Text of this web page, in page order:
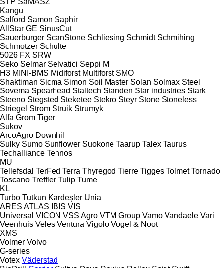
Kangu
Salford Samon Saphir
AllStar GE SinusCut
Sauerburger ScanStone Schliesing Schmidt Schmihing
Schmotzer Schulte
5026 FX SRW
Seko Selmar Selvatici Seppi M
H3 MINI-BMS Midiforst Multiforst SMO
Shaktiman Sicma Simon Soil Master Solan Solmax Steel
Sovema Spearhead Staltech Standen Star industries Stark
Steeno Stegsted Steketee Stekro Steyr Stone Stoneless
Striegel Strom Struik Strumyk
Alfa Grom Tiger
Sukov
ArcoAgro Downhil
Sulky Sumo Sunflower Suokone Taarup Talex Taurus
Techalliance Tehnos
MU
Tellefsdal TerFed Terra Thyregod Tierre Tigges Tolmet Tornado
Toscano Treffler Tulip Tume
KL
Turbo Tutkun Kardeşler Unia
ARES ATLAS IBIS VIS
Universal VICON VSS Agro VTM Group Vamo Vandaele Vari
Veenhuis Veles Ventura Vigolo Vogel & Noot
XMS
Volmer Volvo
G-series
Votex Väderstad